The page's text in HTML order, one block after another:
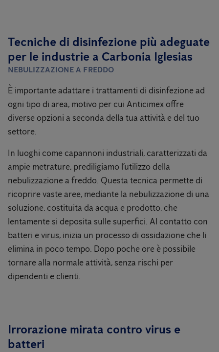
Tecniche di disinfezione più adeguate
per le industrie a Carbonia Iglesias
NEBULIZZAZIONE A FREDDO
È importante adattare i trattamenti di disinfezione ad
ogni tipo di area, motivo per cui Anticimex offre
diverse opzioni a seconda della tua attività e del tuo
settore.
In luoghi come capannoni industriali, caratterizzati da
ampie metrature, prediligiamo l’utilizzo della
nebulizzazione a freddo. Questa tecnica permette di
ricoprire vaste aree, mediante la nebulizzazione di una
soluzione, costituita da acqua e prodotto, che
lentamente si deposita sulle superfici. Al contatto con
batteri e virus, inizia un processo di ossidazione che li
elimina in poco tempo. Dopo poche ore è possibile
tornare alla normale attività, senza rischi per
dipendenti e clienti.
Irrorazione mirata contro virus e
batteri